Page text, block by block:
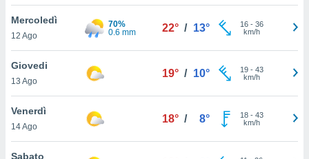
nella
cookie
in
Mercoledì
12 Ago
70%
0.6 mm
22° / 13° 16- 36
km/h
Giovedi
13 Ago
19° / 10° 19- 43
km/h
Venerdì
14 Ago
18° / 8° 18- 43
km/h
Sabato